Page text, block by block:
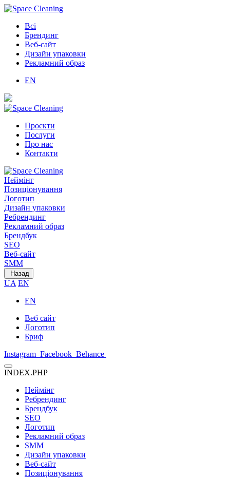
Всі
Брендинг
Веб-сайт
Дизайн упаковки
Рекламний образ
EN
Проєкти
Послуги
Про нас
Контакти
Неймінг
Позиціонування
Логотип
Дизайн упаковки
Ребрендинг
Рекламний образ
Брендбук
SEO
Веб-сайт
SMM
Назад
UA EN
EN
Веб сайт
Логотип
Бриф
Instagram Facebook Behance
INDEX.PHP
Неймінг
Ребрендинг
Брендбук
SEO
Логотип
Рекламний образ
SMM
Дизайн упаковки
Веб-сайт
Позиціонування